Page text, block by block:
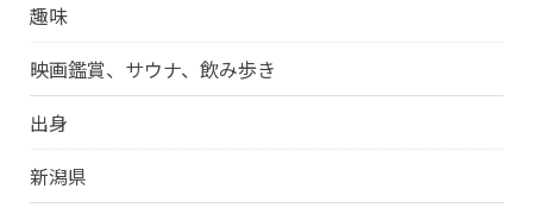
趣味
映画鑑賞、サウナ、飲み歩き
出身
新潟県